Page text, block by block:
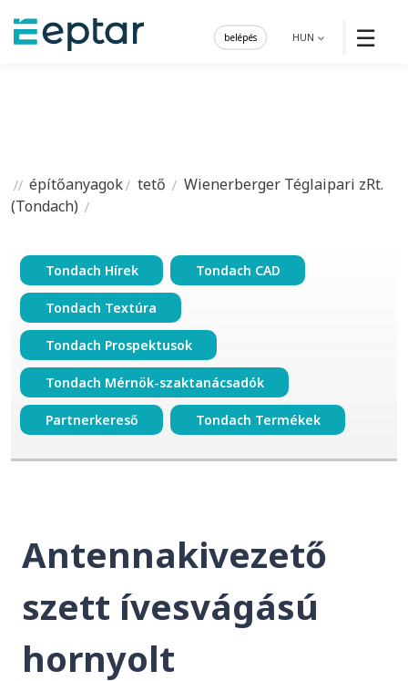
☰
HUN
belépés
építőanyagok tető
Wienerberger Téglaipari zRt.
(Tondach)
Tondach Hírek Tondach CAD
Tondach Textúra
Tondach Prospektusok
Tondach Mérnök-szaktanácsadók
Partnerkereső Tondach Termékek
Antennakivezető
szett ívesvágású
hornyolt